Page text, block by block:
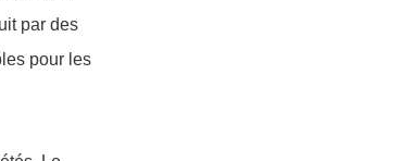
par des
pour les